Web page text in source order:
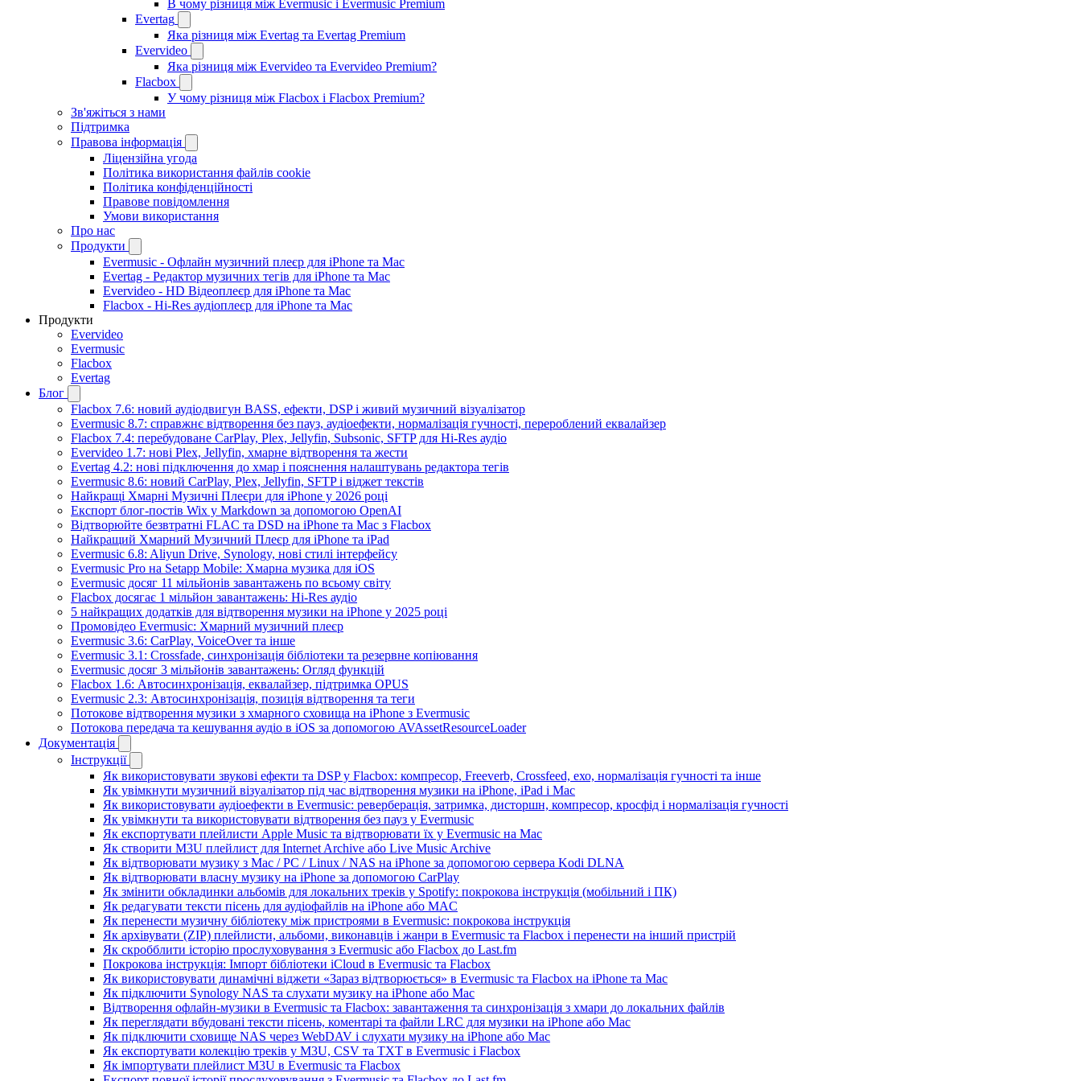
В чому різниця між Evermusic і Evermusic Premium
Evertag
Яка різниця між Evertag та Evertag Premium
Evervideo
Яка різниця між Evervideo та Evervideo Premium?
Flacbox
У чому різниця між Flacbox і Flacbox Premium?
Зв'яжіться з нами
Підтримка
Правова інформація
Ліцензійна угода
Політика використання файлів cookie
Політика конфіденційності
Правове повідомлення
Умови використання
Про нас
Продукти
Evermusic - Офлайн музичний плеєр для iPhone та Mac
Evertag - Редактор музичних тегів для iPhone та Mac
Evervideo - HD Відеоплеєр для iPhone та Mac
Flacbox - Hi-Res аудіоплеєр для iPhone та Mac
Продукти
Evervideo
Evermusic
Flacbox
Evertag
Блог
Flacbox 7.6: новий аудіодвигун BASS, ефекти, DSP і живий музичний візуалізатор
Evermusic 8.7: справжнє відтворення без пауз, аудіоефекти, нормалізація гучності, перероблений еквалайзер
Flacbox 7.4: перебудоване CarPlay, Plex, Jellyfin, Subsonic, SFTP для Hi-Res аудіо
Evervideo 1.7: нові Plex, Jellyfin, хмарне відтворення та жести
Evertag 4.2: нові підключення до хмар і пояснення налаштувань редактора тегів
Evermusic 8.6: новий CarPlay, Plex, Jellyfin, SFTP і віджет текстів
Найкращі Хмарні Музичні Плеєри для iPhone у 2026 році
Експорт блог-постів Wix у Markdown за допомогою OpenAI
Відтворюйте безвтратні FLAC та DSD на iPhone та Mac з Flacbox
Найкращий Хмарний Музичний Плеєр для iPhone та iPad
Evermusic 6.8: Aliyun Drive, Synology, нові стилі інтерфейсу
Evermusic Pro на Setapp Mobile: Хмарна музика для iOS
Evermusic досяг 11 мільйонів завантажень по всьому світу
Flacbox досягає 1 мільйон завантажень: Hi-Res аудіо
5 найкращих додатків для відтворення музики на iPhone у 2025 році
Промовідео Evermusic: Хмарний музичний плеєр
Evermusic 3.6: CarPlay, VoiceOver та інше
Evermusic 3.1: Crossfade, синхронізація бібліотеки та резервне копіювання
Evermusic досяг 3 мільйонів завантажень: Огляд функцій
Flacbox 1.6: Автосинхронізація, еквалайзер, підтримка OPUS
Evermusic 2.3: Автосинхронізація, позиція відтворення та теги
Потокове відтворення музики з хмарного сховища на iPhone з Evermusic
Потокова передача та кешування аудіо в iOS за допомогою AVAssetResourceLoader
Документація
Інструкції
Як використовувати звукові ефекти та DSP у Flacbox: компресор, Freeverb, Crossfeed, ехо, нормалізація гучності та інше
Як увімкнути музичний візуалізатор під час відтворення музики на iPhone, iPad і Mac
Як використовувати аудіоефекти в Evermusic: реверберація, затримка, дисторшн, компресор, кросфід і нормалізація гучності
Як увімкнути та використовувати відтворення без пауз у Evermusic
Як експортувати плейлисти Apple Music та відтворювати їх у Evermusic на Mac
Як створити M3U плейлист для Internet Archive або Live Music Archive
Як відтворювати музику з Mac / PC / Linux / NAS на iPhone за допомогою сервера Kodi DLNA
Як відтворювати власну музику на iPhone за допомогою CarPlay
Як змінити обкладинки альбомів для локальних треків у Spotify: покрокова інструкція (мобільний і ПК)
Як редагувати тексти пісень для аудіофайлів на iPhone або MAC
Як перенести музичну бібліотеку між пристроями в Evermusic: покрокова інструкція
Як архівувати (ZIP) плейлисти, альбоми, виконавців і жанри в Evermusic та Flacbox і перенести на інший пристрій
Як скробблити історію прослуховування з Evermusic або Flacbox до Last.fm
Покрокова інструкція: Імпорт бібліотеки iCloud в Evermusic та Flacbox
Як використовувати динамічні віджети «Зараз відтворюється» в Evermusic та Flacbox на iPhone та Mac
Як підключити Synology NAS та слухати музику на iPhone або Mac
Відтворення офлайн-музики в Evermusic та Flacbox: завантаження та синхронізація з хмари до локальних файлів
Як переглядати вбудовані тексти пісень, коментарі та файли LRC для музики на iPhone або Mac
Як підключити сховище NAS через WebDAV і слухати музику на iPhone або Mac
Як експортувати колекцію треків у M3U, CSV та TXT в Evermusic і Flacbox
Як імпортувати плейлист M3U в Evermusic та Flacbox